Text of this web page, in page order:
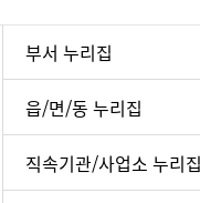
부서 누리집
읍/면/동 누리집
직속기관/사업소 누리집